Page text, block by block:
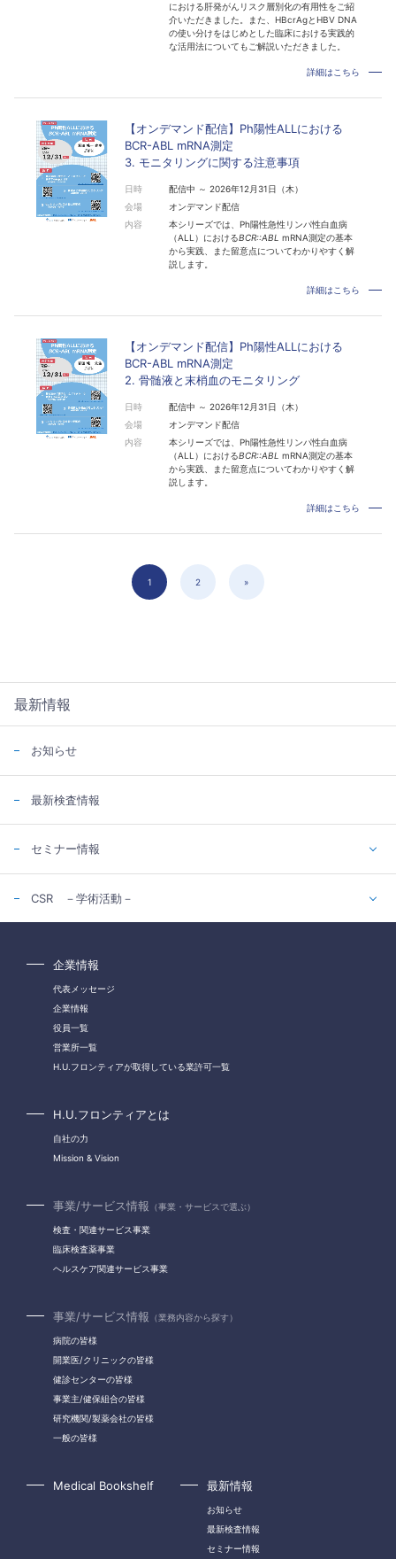
における肝発がんリスク層別化の有用性をご紹
介いただきました。また、HBcrAgとHBV DNA
の使い分けをはじめとした臨床における実践的
な活用法についてもご解説いただきました。
詳細はこちら
【オンデマンド配信】Ph陽性ALLにおける
BCR-ABL mRNA測定
3. モニタリングに関する注意事項
日時
配信中 ～ 2026年12月31日（木）
会場
オンデマンド配信
内容
本シリーズでは、Ph陽性急性リンパ性白血病
（ALL）におけるBCR::ABL mRNA測定の基本
から実践、また留意点についてわかりやすく解
説します。
詳細はこちら
【オンデマンド配信】Ph陽性ALLにおける
BCR-ABL mRNA測定
2. 骨髄液と末梢血のモニタリング
日時
配信中 ～ 2026年12月31日（木）
会場
オンデマンド配信
内容
本シリーズでは、Ph陽性急性リンパ性白血病
（ALL）におけるBCR::ABL mRNA測定の基本
から実践、また留意点についてわかりやすく解
説します。
詳細はこちら
1 2 »
最新情報
お知らせ
最新検査情報
セミナー情報
CSR －学術活動－
企業情報
代表メッセージ
企業情報
役員一覧
営業所一覧
H.U.フロンティアが取得している業許可一覧
H.U.フロンティアとは
自社の力
Mission & Vision
事業/サービス情報 （事業・サービスで選ぶ）
検査・関連サービス事業
臨床検査薬事業
ヘルスケア関連サービス事業
事業/サービス情報 （業務内容から探す）
病院の皆様
開業医/クリニックの皆様
健診センターの皆様
事業主/健保組合の皆様
研究機関/製薬会社の皆様
一般の皆様
Medical Bookshelf 最新情報
お知らせ
最新検査情報
セミナー情報